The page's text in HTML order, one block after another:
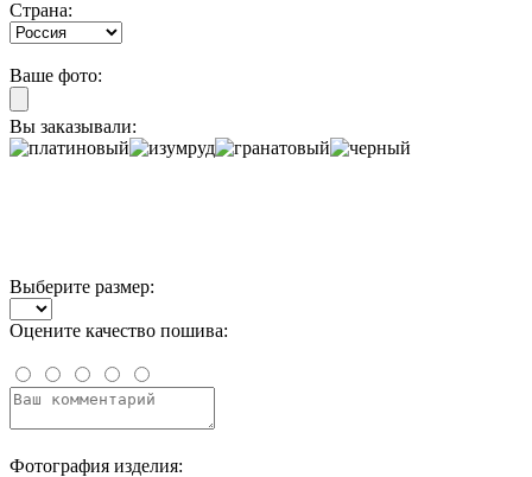
Страна:
Ваше фото:
Вы заказывали:
Выберите размер:
Оцените качество пошива:
Фотография изделия: